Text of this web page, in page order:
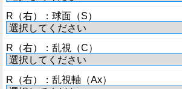
ACCESS
おすすめアイテム
R（右）：球面（S）
R（右）：乱視（C）
R（右）：乱視軸（Ax）